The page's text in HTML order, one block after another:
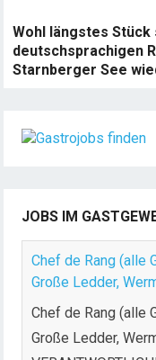
Wohl längstes Stück
deutschsprachigen
Starnberger See
JOBS IM
Chef de Rang (alle
Große Ledder,
Chef de Rang (alle
Große Ledder,